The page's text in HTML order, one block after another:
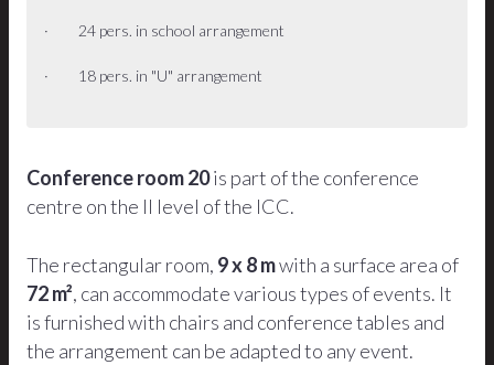
· 24 pers. in school arrangement
· 18 pers. in "U" arrangement
Conference room 20is part of the conference
centre on the II level of the ICC.
The rectangular room, 9 x 8 mwith a surface area of
72 m², can accommodate various types of events. It
is furnished with chairs and conference tables and
the arrangement can be adapted to any event.